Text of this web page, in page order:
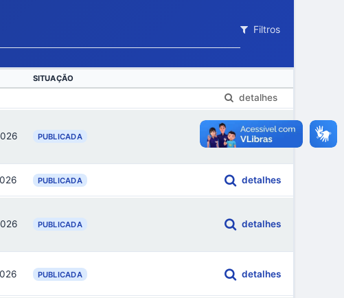
Filtros
SITUAÇÃO
detalhes
PUBLICADA detalhes
PUBLICADA detalhes
PUBLICADA detalhes
PUBLICADA detalhes